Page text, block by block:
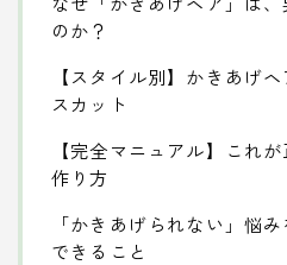
のか？
【スタイル別】かきあげ
スカット
【完全マニュアル】これ
作り方
「かきあげられない」悩
できること